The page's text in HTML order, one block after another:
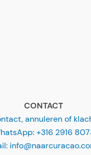
+316 2916 8073
info@naarcuracao.com
Tel.: +316 1491 8399